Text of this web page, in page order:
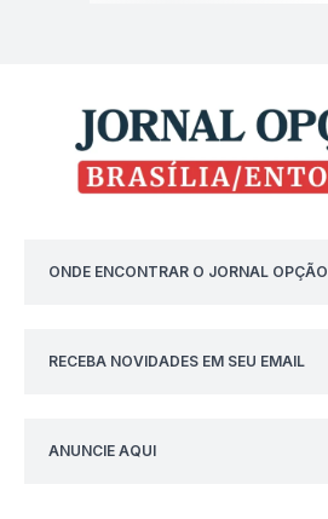
ONDE ENCONTRAR O JORNAL OPÇÃO
RECEBA NOVIDADES EM SEU EMAIL
ANUNCIE AQUI